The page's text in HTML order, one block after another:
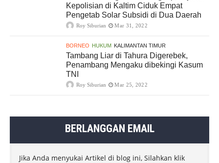
Kepolisian di Kaltim Ciduk Empat
Pengetab Solar Subsidi di Dua Daerah
Roy Siburian Mar 31, 2022
BORNEO HUKUM KALIMANTAN TIMUR
Tambang Liar di Tahura Digerebek,
Penambang Mengaku dibekingi Kasum
TNI
Roy Siburian Mar 25, 2022
BERLANGGAN EMAIL
Jika Anda menyukai Artikel di blog ini, Silahkan klik